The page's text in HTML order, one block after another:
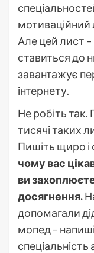
мотиваційний
Але цей лист –
ставиться до
завантажує
інтернету.
Не робіть так.
тисячі таких
Пишіть щиро і
чому вас
ви
досягнення.
допомагали
мопед –